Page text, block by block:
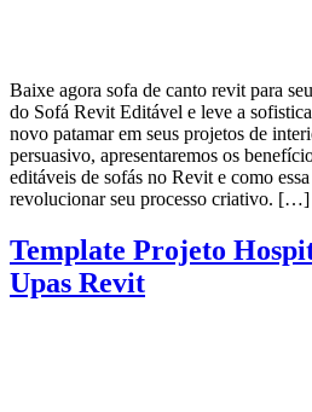
Baixe agora sofa de canto revit para
do Sofá Revit Editável e leve a
novo patamar em seus projetos de
persuasivo, apresentaremos os
editáveis de sofás no Revit e como
revolucionar seu processo criativo. […]
Template Projeto
Upas Revit